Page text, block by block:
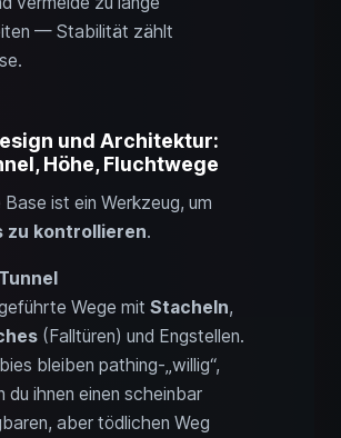
— Stabilität zählt
und Architektur:
Höhe, Fluchtwege
Base ist ein Werkzeug, um
zu kontrollieren.
Wege mit Stacheln,
(Falltüren) und Engstellen.
bleiben pathing-„willig“,
du ihnen einen scheinbar
aber tödlichen Weg